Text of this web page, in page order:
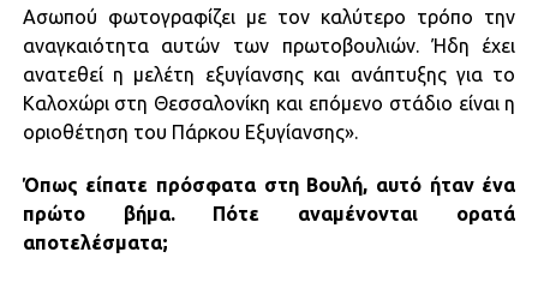
Ασωπού φωτογραφίζει με τον καλύτερο τρόπο την
αναγκαιότητα αυτών των πρωτοβουλιών. Ήδη έχει
ανατεθεί η μελέτη εξυγίανσης και ανάπτυξης για το
Καλοχώρι στη Θεσσαλονίκη και επόμενο στάδιο είναι η
οριοθέτηση του Πάρκου Εξυγίανσης».
Όπως είπατε πρόσφατα στη Βουλή, αυτό ήταν ένα
πρώτο βήμα. Πότε αναμένονται ορατά
αποτελέσματα;